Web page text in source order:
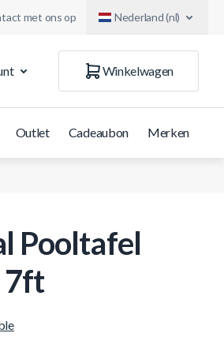
met ons op Nederland (nl)
Winkelwagen
Outlet Cadeaubon Merken
Pooltafel
7ft